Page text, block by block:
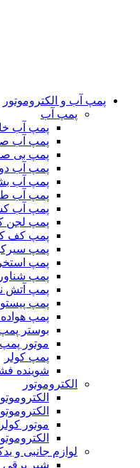
پمپ آب و الکتروموتور
پمپ آب
پمپ آب
پمپ آب
پمپ بی
پمپ آب دو
پمپ آب
پمپ آب
پمپ آب
پمپ
پمپ کف
پمپ
پمپ
پمپ شناور
پمپ آتش
پمپ
پمپ
بوستر
موتور پمپ
پمپ کولر
شوینده
الکتروموتور
موتور
لوازم جانبی و
شیر برقی